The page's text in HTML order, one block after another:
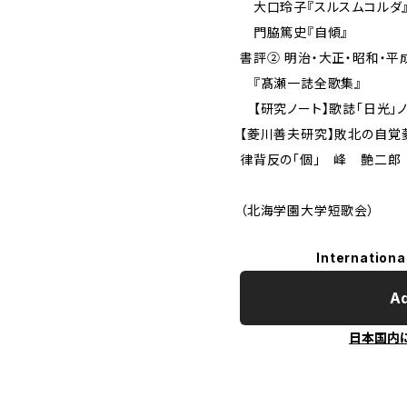
大口玲子『スルス
門脇篤史『
書評② 明治・大正・昭和・
『髙瀬一誌全
【研究ノート】歌誌「
【菱川善夫研究】敗北の自
律背反の「個」 峰 艶二郎
（北海学園大学短歌会）
日本国内